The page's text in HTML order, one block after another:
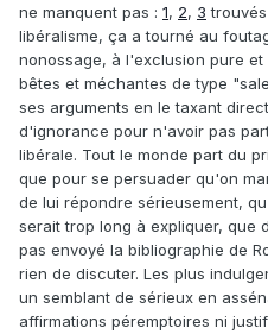
ne manquent pas : 1, 2, 3
libéralisme, ça a tourné au
nonossage, à l'exclusion pure
bêtes et méchantes de type
ses arguments en le taxant
d'ignorance pour n'avoir pas
libérale. Tout le monde part du
que pour se persuader qu'on
de lui répondre sérieusement,
serait trop long à expliquer, que
pas envoyé la bibliographie de
rien de discuter. Les plus
un semblant de sérieux en
affirmations péremptoires ni